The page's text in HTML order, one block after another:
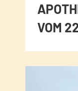
VOM